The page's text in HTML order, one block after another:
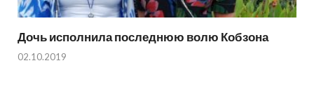
Дочь исполнила последнюю волю Кобзона
02.10.2019